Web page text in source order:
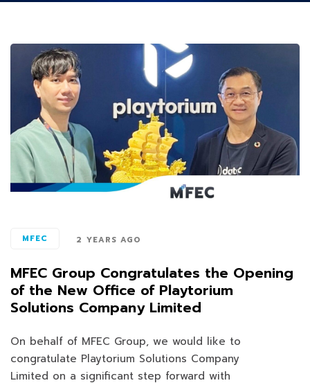
MFEC 2 YEARS AGO
MFEC Group Congratulates the Opening
of the New Office of Playtorium
Solutions Company Limited
On behalf of MFEC Group, we would like to
congratulate Playtorium Solutions Company
Limited on a significant step forward with